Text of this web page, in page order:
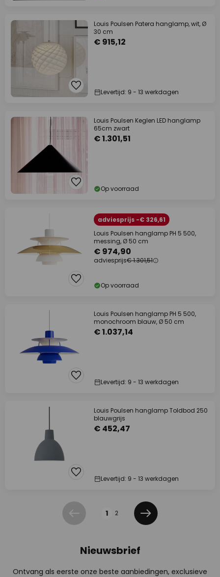
Louis Poulsen Patera hanglamp, wit, Ø
30 cm
€ 915,12
Levertijd: 9 - 13 werkdagen
Louis Poulsen Keglen LED hanglamp
65cm zwart
€ 1.301,51
Op voorraad
adviesprijs -€ 326,61
Louis Poulsen hanglamp PH 5 500,
messing, Ø 50 cm
€ 974,90
adviesprijs€ 1.301,51
Op voorraad
Louis Poulsen hanglamp PH 5 500,
monochroom blauw, Ø 50 cm
€ 1.037,14
Levertijd: 9 - 13 werkdagen
Louis Poulsen hanglamp Toldbod 250
blauwgrijs
€ 452,47
Levertijd: 9 - 13 werkdagen
Vorige 1 2
Volgende
Nieuwsbrief
Ontvang als eerste onze beste aanbiedingen, exclusieve